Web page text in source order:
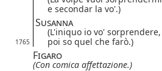
e secondar la vo'.)
Susanna
(L'iniquo io vo' sorprendere,
1765 poi so quel che farò.)
Figaro
(Con comica affettazione.)